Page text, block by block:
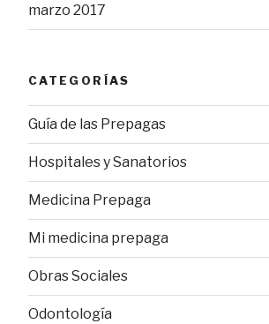
marzo 2017
CATEGORÍAS
Guía de las Prepagas
Hospitales y Sanatorios
Medicina Prepaga
Mi medicina prepaga
Obras Sociales
Odontología